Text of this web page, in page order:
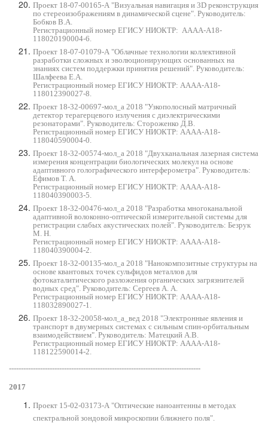
Проект 18-07-00165-А "Визуальная навигация и 3D реконструкция
по стереоизображениям в динамической сцене". Руководитель:
Бобков В.А.
Регистрационный номер ЕГИСУ НИОКТР: АААА-А18-
118020190004-6.
Проект 18-07-01079-А "Облачные технологии коллективной
разработки сложных и эволюционирующих основанных на
знаниях систем поддержки принятия решений". Руководитель:
Шалфеева Е.А.
Регистрационный номер ЕГИСУ НИОКТР: АААА-А18-
118012390027-8.
Проект 18-32-00697-мол_а 2018 "Узкополосный матричный
детектор терагерцевого излучения с диэлектрическими
резонаторами". Руководитель: Стороженко Д.В.
Регистрационный номер ЕГИСУ НИОКТР: АААА-А18-
118040590004-0.
Проект 18-32-00574-мол_а 2018 "Двухканальная лазерная система
измерения концентрации биологических молекул на основе
адаптивного голографического интерферометра". Руководитель:
Ефимов Т. А.
Регистрационный номер ЕГИСУ НИОКТР: АААА-А18-
118040390003-5.
Проект 18-32-00476-мол_а 2018 "Разработка многоканальной
адаптивной волоконно-оптической измерительной системы для
регистрации слабых акустических полей". Руководитель: Безрук
М. Н.
Регистрационный номер ЕГИСУ НИОКТР: АААА-А18-
118040390004-2.
Проект 18-32-00135-мол_а 2018 "Нанокомпозитные структуры на
основе квантовых точек сульфидов металлов для
фотокаталитического разложения органических загрязнителей
водных сред". Руководитель: Cергеев А. А.
Регистрационный номер ЕГИСУ НИОКТР: АААА-А18-
118032890027-1.
Проект 18-32-20058-мол_а_вед 2018 "Электронные явления и
транспорт в двумерных системах с сильным спин-орбитальным
взаимодействием". Руководитель: Матецкий А.В.
Регистрационный номер ЕГИСУ НИОКТР: АААА-А18-
118122590014-2.
--------------------------------------------------------------------------------
2017
Проект 15-02-03173-А "Оптические наноантенны в методах
спектральной зондовой микроскопии ближнего поля".